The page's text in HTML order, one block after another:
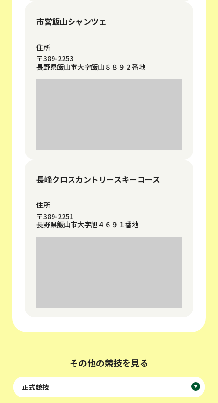
市営飯山シャンツェ
住所
〒389-2253
長野県飯山市大字飯山８８９２番地
長峰クロスカントリースキーコース
住所
〒389-2251
長野県飯山市大字旭４６９１番地
その他の競技を見る
正式競技 ▼